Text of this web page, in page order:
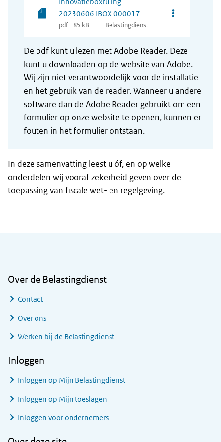
20230606 IBOX 000017
pdf - 85 kB Belastingdienst
Opties van
De pdf kunt u lezen met Adobe Reader. Deze
kunt u downloaden op de website van Adobe.
Wij zijn niet verantwoordelijk voor de installatie
en het gebruik van de reader. Wanneer u andere
software dan de Adobe Reader gebruikt om een
formulier op onze website te openen, kunnen er
fouten in het formulier ontstaan.
In deze samenvatting leest u óf, en op welke
onderdelen wij vooraf zekerheid geven over de
toepassing van fiscale wet- en regelgeving.
Over de Belastingdienst
Contact
Over ons
Werken bij de Belastingdienst
Inloggen
Inloggen op Mijn Belastingdienst
Inloggen op Mijn toeslagen
Inloggen voor ondernemers